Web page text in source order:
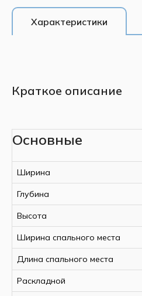
Характеристики
Краткое описание
Основные
Ширина
Глубина
Высота
Ширина спального места
Длина спального места
Раскладной